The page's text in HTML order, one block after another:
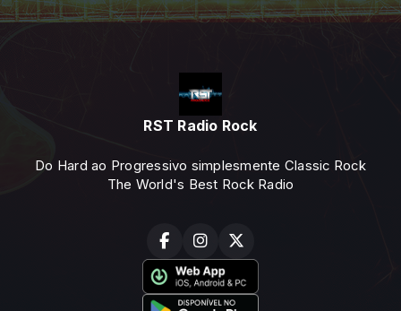
RST Radio Rock
Do Hard ao Progressivo simplesmente Classic Rock
The World's Best Rock Radio